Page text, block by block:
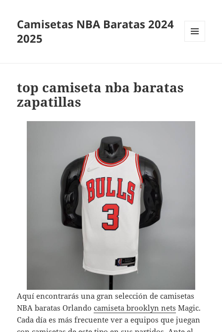
Camisetas NBA Baratas 2024
2025
top camiseta nba baratas
zapatillas
Aquí encontrarás una gran selección de camisetas
NBA baratas Orlandocamiseta brooklyn nets Magic.
Cada día es más frecuente ver a equipos que juegan